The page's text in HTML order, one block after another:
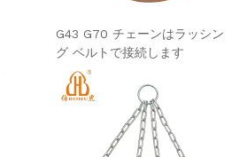
G43 G70 チェーンはラッシン
グ ベルトで接続します